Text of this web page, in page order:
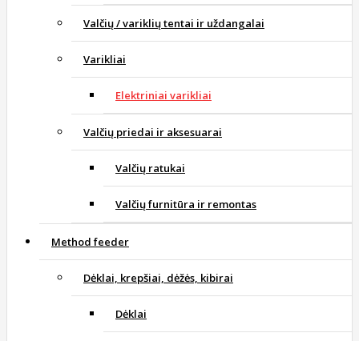
Valčių / variklių tentai ir uždangalai
Varikliai
Elektriniai varikliai
Valčių priedai ir aksesuarai
Valčių ratukai
Valčių furnitūra ir remontas
Method feeder
Dėklai, krepšiai, dėžės, kibirai
Dėklai